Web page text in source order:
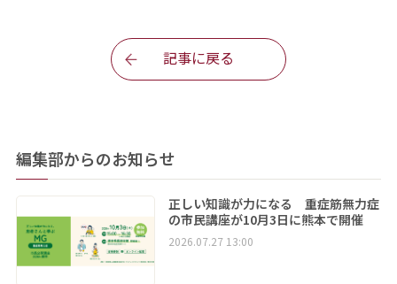
記事に戻る
編集部からのお知らせ
正しい知識が力になる 重症筋無力症
の市民講座が10月3日に熊本で開催
2026.07.27 13:00